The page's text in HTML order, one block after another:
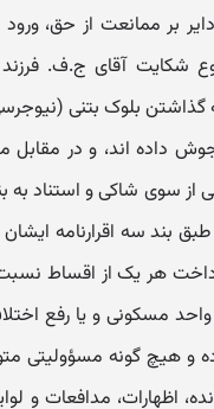
بر ممانعت از حق،
شکایت آقای ج.ف.
گذاشتن بلوک بتنی
داده اند، و در مقابل
بند سه اقرارنامه
هر یک از اقساط
واحد مسکونی و یا رفع
و هیچ گونه مسؤولیتی
اظهارات، مدافعات و